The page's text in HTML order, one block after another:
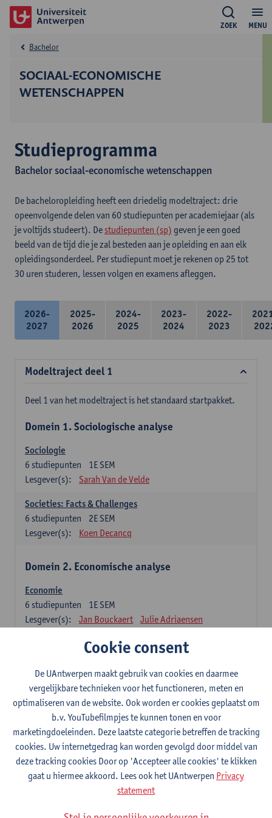
MENU
ZOEK
SOCIAAL-ECONOMISCHE
WETENSCHAPPEN
Bachelor
Studieprogramma
Bachelor sociaal-economische wetenschappen
De bacheloropleiding heeft een driedelig modeltraject: drie
opeenvolgende delen van 60 studiepunten per academiejaar (als
je voltijds studeert). De studiepunten (sp) geven je een goed
beeld van de tijd die je zal besteden aan je opleiding en aan elk
opleidingsonderdeel. Per studiepunt moet je rekenen op 25 tot
30 uren studeren, lessen volgen en examens afleggen.
2026-
2027
2025-
2026
2024-
2025
2023-
2024
2022-
2023
Modeltraject deel 1
Deel 1 van het modeltraject is het standaard startpakket.
Domein 1. Sociologische analyse
Sociologie
1E SEM
6 studiepunten
Lesgever(s):
Sarah Van de Velde
Societies: Facts & Challenges
2E SEM
6 studiepunten
Lesgever(s):
Koen Decancq
Domein 2. Economische analyse
Economie
1E SEM
6 studiepunten
Lesgever(s):
Jan Bouckaert Julie Adriaensen
Domein 3. Bedrijfseconomie
Accountancy
1E/2E SEM
6studiepunten
Lesgever(s):
Tom Van Caneghem Christine Lippens
Domein 6. Kwantitatieve methoden
Beschrijvende statistiek en kansrekenen
2E SEM
3studiepunten
Stephan Van der Veeken
Cookie consent
De UAntwerpen maakt gebruik van cookies en daarmee
vergelijkbare technieken voor het functioneren, meten en
optimaliseren van de website. Ook worden er cookies geplaatst om
b.v. YouTubefilmpjes te kunnen tonen en voor
marketingdoeleinden. Deze laatste categorie betreffen de tracking
cookies. Uw internetgedrag kan worden gevolgd door middel van
deze tracking cookies Door op 'Accepteer alle cookies' te klikken
gaat u hiermee akkoord. Lees ook het UAntwerpen Privacy
statement